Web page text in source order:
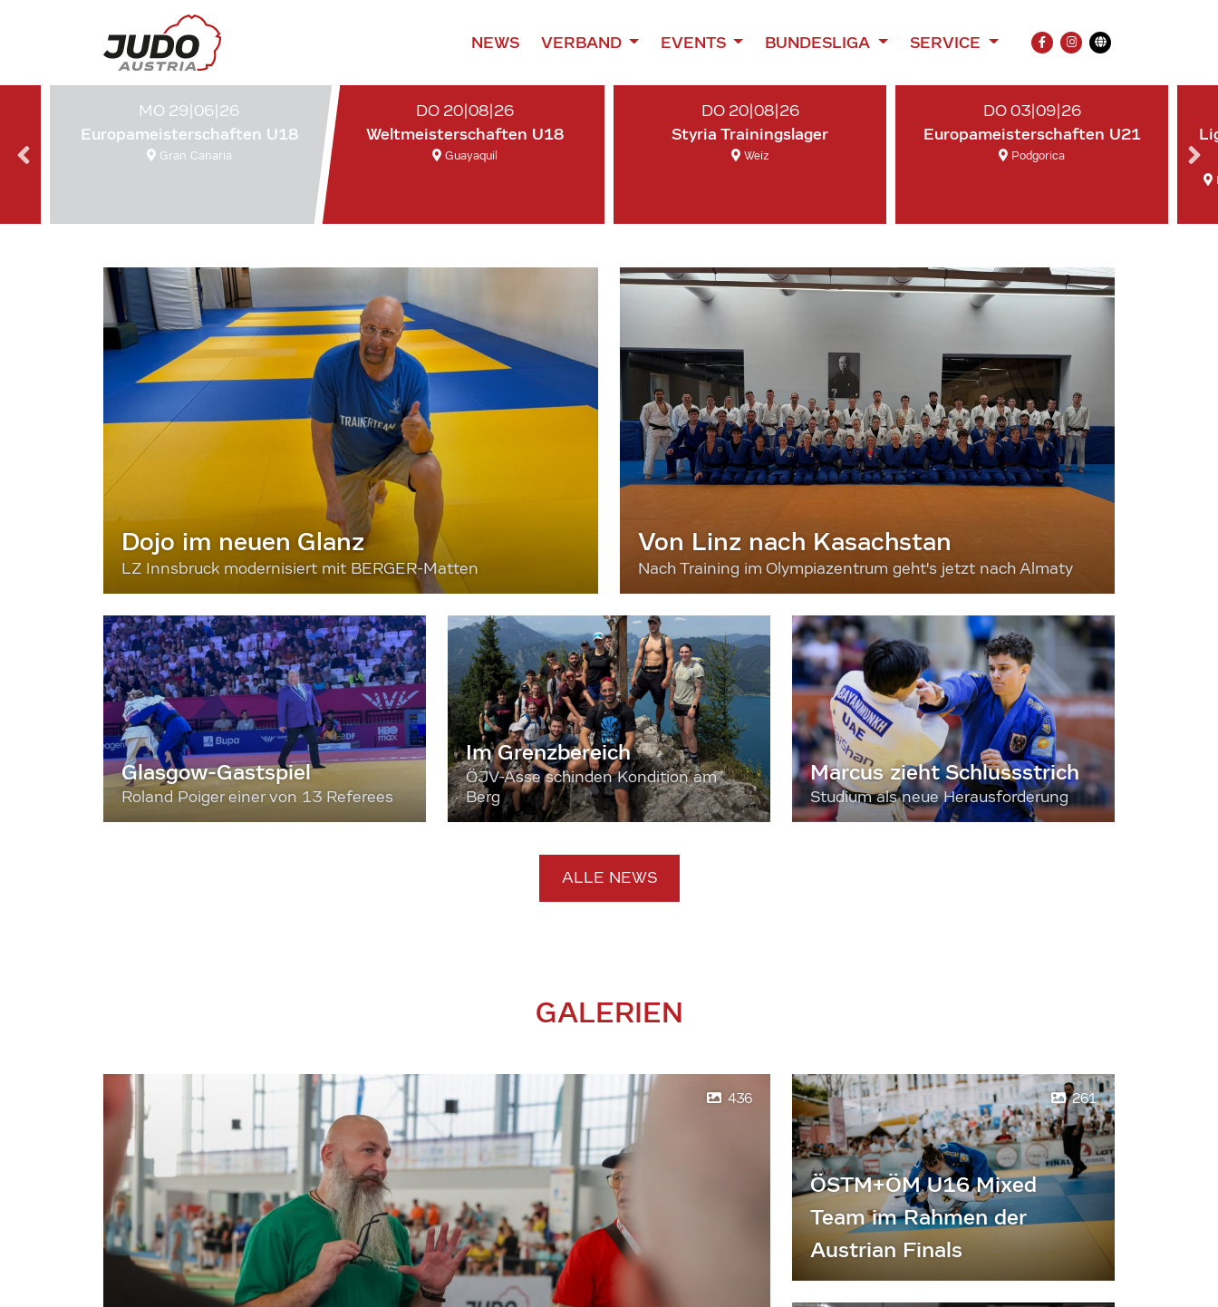
NEWS VERBAND EVENTS BUNDESLIGA SERVICE
FACEBOOK
INSTAGRAM
Übersetzung
MO 29|06|26
Europameisterschaften U18
Gran Canaria
DO 20|08|26
Weltmeisterschaften U18
Guayaquil
DO 20|08|26
Styria Trainingslager
Weiz
DO 03|09|26
Europameisterschaften U21
Podgorica
Dojo im neuen Glanz
LZ Innsbruck modernisiert mit BERGER-Matten
Von Linz nach Kasachstan
Nach Training im Olympiazentrum geht's jetzt nach Almaty
Glasgow-Gastspiel
Roland Poiger einer von 13 Referees
Im Grenzbereich
ÖJV-Asse schinden Kondition am
Berg
Marcus zieht Schlussstrich
Studium als neue Herausforderung
ALLE NEWS
GALERIEN
436 261
ÖSTM+ÖM U16 Mixed
Team im Rahmen der
Austrian Finals